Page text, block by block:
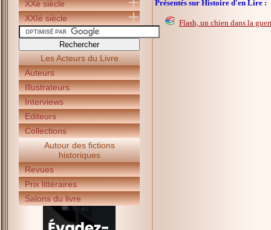
XXè siècle
XXIè siècle
Les Acteurs du Livre
Auteurs
Illustrateurs
Interviews
Editeurs
Collections
Autour des fictions
historiques
Revues
Prix littéraires
Salons du livre
Présentés sur Histoire d'en Lire :
Flash, un chien dans la